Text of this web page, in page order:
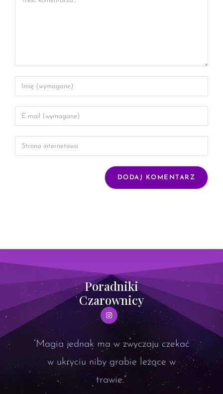
Poradniki
Czarownicy
”Magia jednak ma w zwyczaju czekać
w ukryciu niby grabie leżące w
trawie.”